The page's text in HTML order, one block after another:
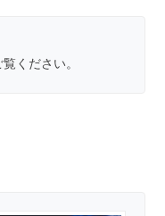
覧ください。